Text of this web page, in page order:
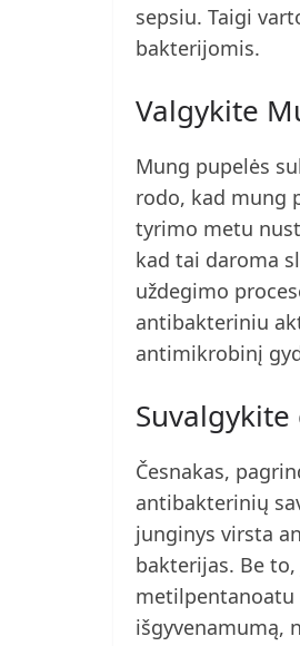
sepsiu. Taigi
bakterijomis.
Valgykite
Mung pupelės
rodo, kad mung
tyrimo metu
kad tai daroma
uždegimo
antibakteriniu
antimikrobinį
Suvalgykite
Česnakas,
antibakterinių
junginys virsta
bakterijas. Be
metilpentanoatu
išgyvenamumą,